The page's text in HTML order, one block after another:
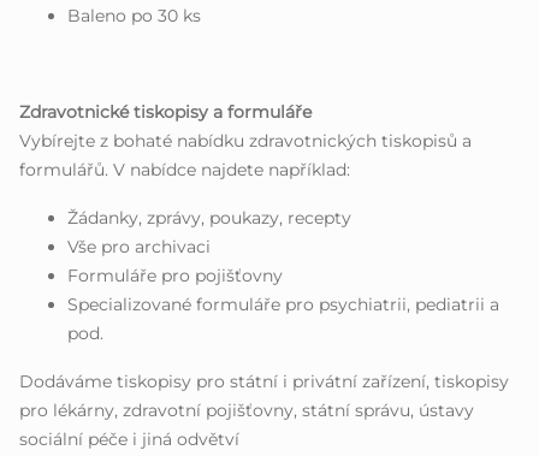
Baleno po 30 ks
Zdravotnické tiskopisy a formuláře
Vybírejte z bohaté nabídku zdravotnických tiskopisů a
formulářů. V nabídce najdete například:
Žádanky, zprávy, poukazy, recepty
Vše pro archivaci
Formuláře pro pojišťovny
Specializované formuláře pro psychiatrii, pediatrii a
pod.
Dodáváme tiskopisy pro státní i privátní zařízení, tiskopisy
pro lékárny, zdravotní pojišťovny, státní správu, ústavy
sociální péče i jiná odvětví